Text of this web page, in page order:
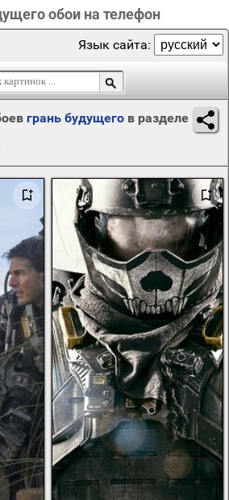
обои на телефон
Язык сайта:
грань будущего в разделе